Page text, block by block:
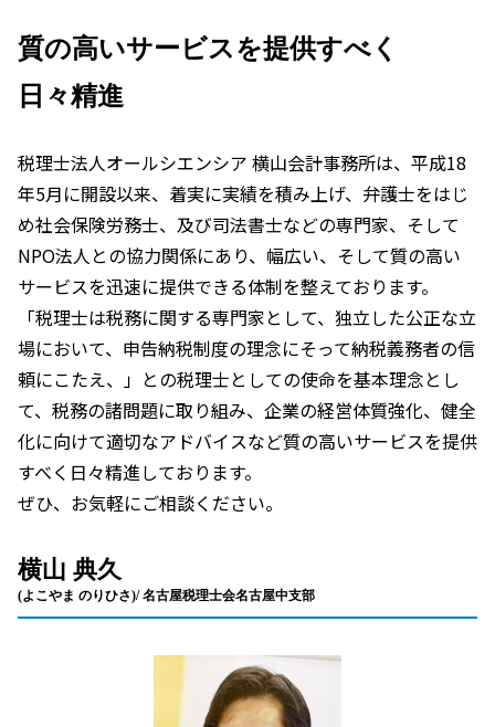
質の高いサービスを提供すべく
日々精進
税理士法人オールシエンシア 横山会計事務所は、平成18
年5月に開設以来、着実に実績を積み上げ、弁護士をはじ
め社会保険労務士、及び司法書士などの専門家、そして
NPO法人との協力関係にあり、幅広い、そして質の高い
サービスを迅速に提供できる体制を整えております。
「税理士は税務に関する専門家として、独立した公正な立
場において、申告納税制度の理念にそって納税義務者の信
頼にこたえ、」との税理士としての使命を基本理念とし
て、税務の諸問題に取り組み、企業の経営体質強化、健全
化に向けて適切なアドバイスなど質の高いサービスを提供
すべく日々精進しております。
ぜひ、お気軽にご相談ください。
横山 典久
(よこやま のりひさ)/ 名古屋税理士会名古屋中支部